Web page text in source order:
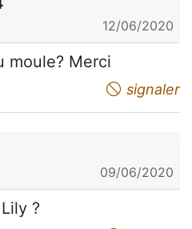
12/06/2020
moule? Merci
appreciate signaler
09/06/2020
?